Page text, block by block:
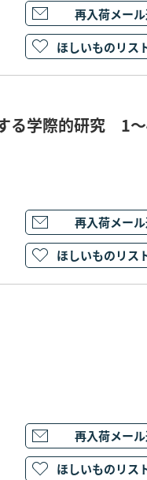
再入荷メー
ほしいものリス
する学際的研究 1
再入荷メー
ほしいものリス
再入荷メー
ほしいものリス